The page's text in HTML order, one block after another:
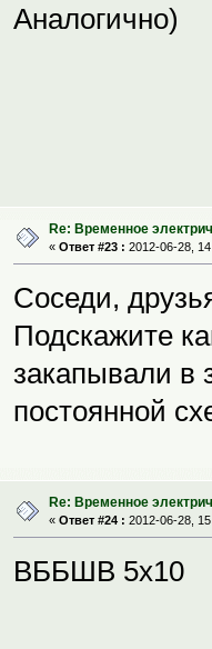
Аналогично)
Re: Временное
« Ответ #23 : 2012-06-28,
Соседи,
Подскажите
закапывали в
постоянной
Re: Временное
« Ответ #24 : 2012-06-28,
ВББШВ 5x10